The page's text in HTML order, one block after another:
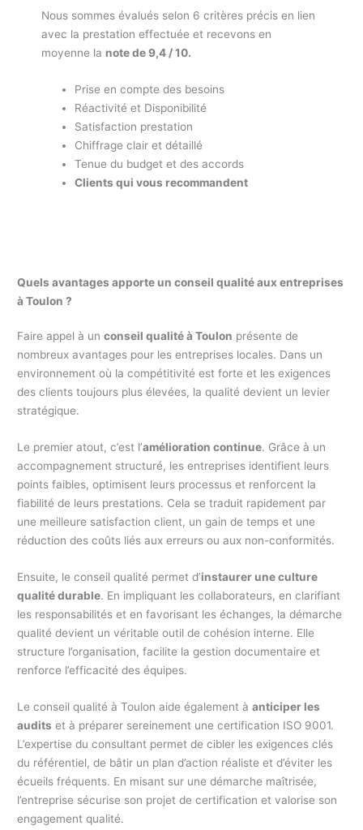
Nous sommes évalués selon 6 critères précis en lien
avec la prestation effectuée et recevons en
moyenne la note de 9,4 / 10.
Prise en compte des besoins
Réactivité et Disponibilité
Satisfaction prestation
Chiffrage clair et détaillé
Tenue du budget et des accords
Clients qui vous recommandent
Quels avantages apporte un conseil qualité aux entreprises
à Toulon ?
Faire appel à unconseil qualité à Toulon présente de
nombreux avantages pour les entreprises locales. Dans un
environnement où la compétitivité est forte et les exigences
des clients toujours plus élevées, la qualité devient un levier
stratégique.
Le premier atout, c’est l’amélioration continue. Grâce à un
accompagnement structuré, les entreprises identifient leurs
points faibles, optimisent leurs processus et renforcent la
fiabilité de leurs prestations. Cela se traduit rapidement par
une meilleure satisfaction client, un gain de temps et une
réduction des coûts liés aux erreurs ou aux non-conformités.
Ensuite, le conseil qualité permet d’instaurer une culture
qualité durable. En impliquant les collaborateurs, en clarifiant
les responsabilités et en favorisant les échanges, la démarche
qualité devient un véritable outil de cohésion interne. Elle
structure l’organisation, facilite la gestion documentaire et
renforce l’efficacité des équipes.
Le conseil qualité à Toulon aide également àanticiper les
audits et à préparer sereinement une certification ISO 9001.
L’expertise du consultant permet de cibler les exigences clés
du référentiel, de bâtir un plan d’action réaliste et d’éviter les
écueils fréquents. En misant sur une démarche maîtrisée,
l’entreprise sécurise son projet de certification et valorise son
engagement qualité.